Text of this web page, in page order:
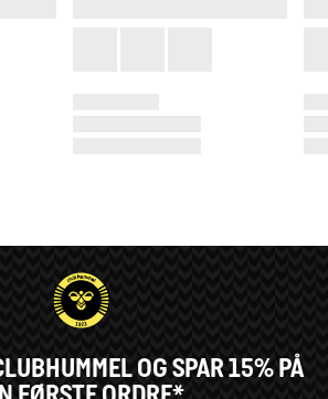
OG SPAR 15% PÅ